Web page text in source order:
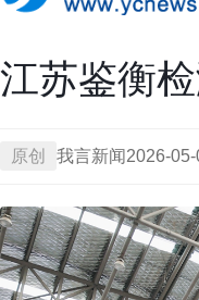
江苏鉴衡
原创 我言新闻 2026-